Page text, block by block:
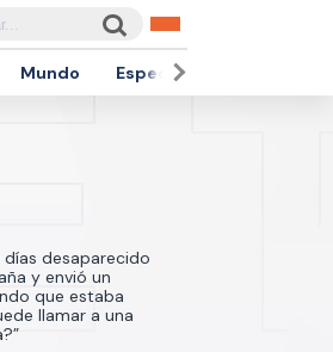
Mundo Espectáculos
días desaparecido
y envió un
que estaba
llamar a una